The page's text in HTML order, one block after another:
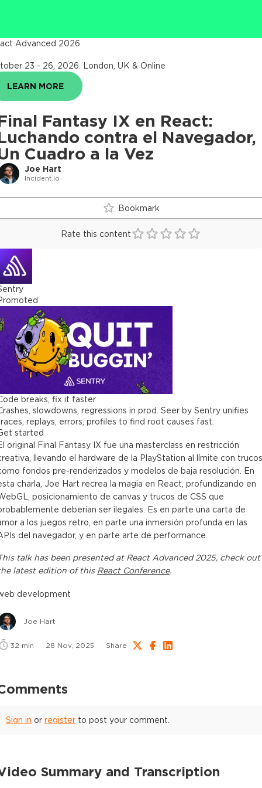
Fantasy IX en React:
contra el Navegador,
Cuadro a la Vez
Joe Hart
Incident.io
Advanced 2026
23 - 26, 2026 London, UK & Online
LEARN MORE
Bookmark
Rate this content
breaks, fix it faster
slowdowns, regressions in prod. Seer by Sentry unifies
replays, errors, profiles to find root causes fast.
started
original Final Fantasy IX fue una masterclass en restricción
llevando el hardware de la PlayStation al límite con trucos
fondos pre-renderizados y modelos de baja resolución. En
charla, Joe Hart recrea la magia en React, profundizando en
posicionamiento de canvas y trucos de CSS que
deberían ser ilegales. Es en parte una carta de
a los juegos retro, en parte una inmersión profunda en las
del navegador, y en parte arte de performance.
talkhas been presented at React Advanced 2025, check out
latest edition of this React Conference.
development
Joe Hart
32 min 28 Nov, 2025 Share
Sign in or register to post your comment.
Summary and Transcription